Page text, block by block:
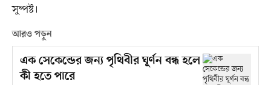
সুষ্পষ্ট।
আরও পড়ুন
এক সেকেন্ডের জন্য পৃথিবীর ঘূর্ণন বন্ধ হলে
কী হতে পারে